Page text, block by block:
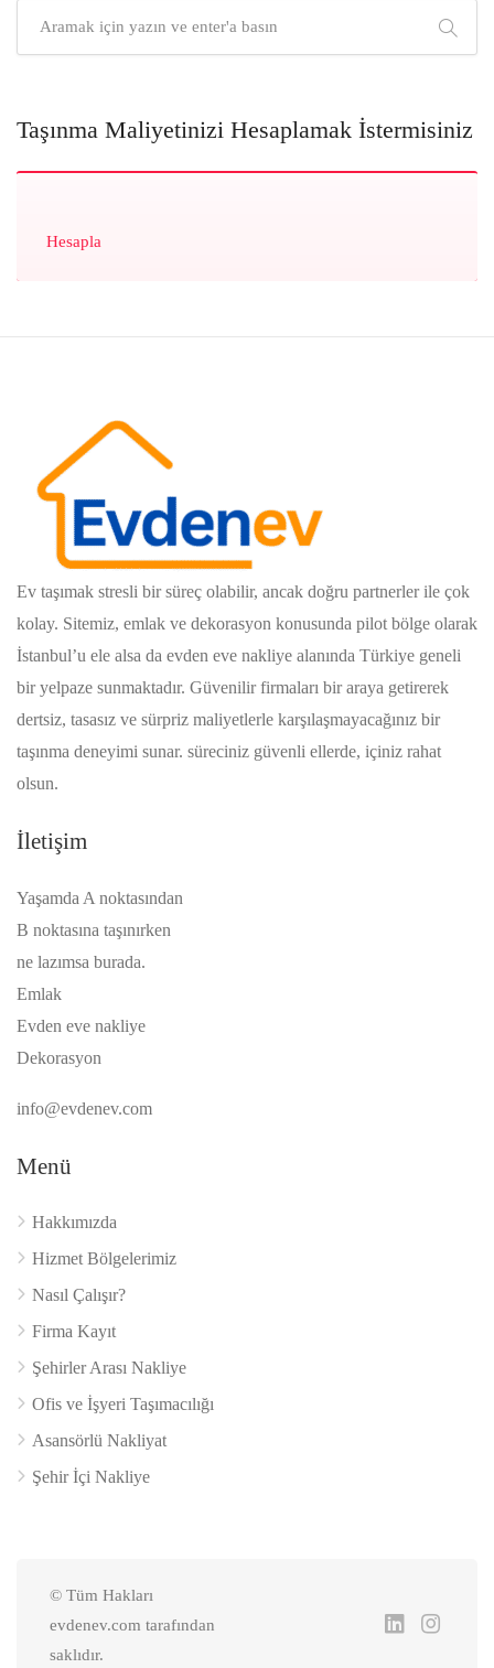
Taşınma Maliyetinizi Hesaplamak İstermisiniz
Hesapla
Ev taşımak stresli bir süreç olabilir, ancak doğru partnerler ile çok
kolay. Sitemiz, emlak ve dekorasyon konusunda pilot bölge olarak
İstanbul’u ele alsa da evden eve nakliye alanında Türkiye geneli
bir yelpaze sunmaktadır. Güvenilir firmaları bir araya getirerek
dertsiz, tasasız ve sürpriz maliyetlerle karşılaşmayacağınız bir
taşınma deneyimi sunar. süreciniz güvenli ellerde, içiniz rahat
olsun.
İletişim
Yaşamda A noktasından
B noktasına taşınırken
ne lazımsa burada.
Emlak
Evden eve nakliye
Dekorasyon
info@evdenev.com
Menü
Hakkımızda
Hizmet Bölgelerimiz
Nasıl Çalışır?
Firma Kayıt
Şehirler Arası Nakliye
Ofis ve İşyeri Taşımacılığı
Asansörlü Nakliyat
Şehir İçi Nakliye
© Tüm Hakları
evdenev.com tarafından
saklıdır.